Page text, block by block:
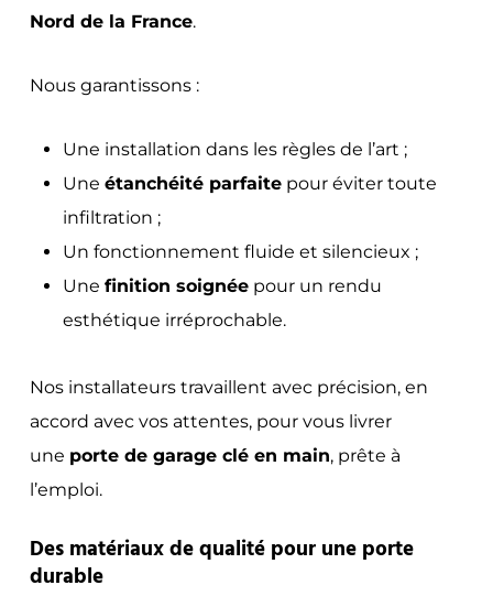
Nord de la France.
Nous garantissons :
Une installation dans les règles de l’art ;
Une étanchéité parfaitepour éviter toute
infiltration ;
Un fonctionnement fluide et silencieux ;
Une finition soignéepour un rendu
esthétique irréprochable.
Nos installateurs travaillent avec précision, en
accord avec vos attentes, pour vous livrer
une porte de garage clé en main, prête à
l’emploi.
Des matériaux de qualité pour une porte
durable